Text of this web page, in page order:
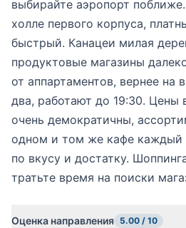
выбирайте аэропорт
холле первого корпуса,
быстрый. Канацеи милая
продуктовые магазины
от аппартаментов, вернее на
два, работают до 19:30. Цены
очень демократичны,
одном и том же кафе каждый
по вкусу и достатку.
тратьте время на поиски
Оценка направления 5.00 / 10